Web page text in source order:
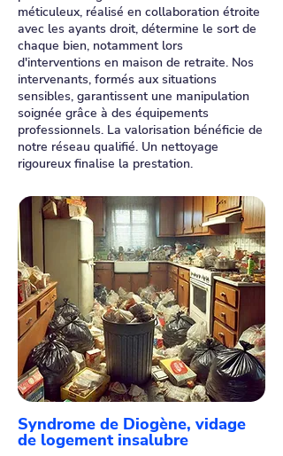
méticuleux, réalisé en collaboration étroite
avec les ayants droit, détermine le sort de
chaque bien, notamment lors
d'interventions en maison de retraite. Nos
intervenants, formés aux situations
sensibles, garantissent une manipulation
soignée grâce à des équipements
professionnels. La valorisation bénéficie de
notre réseau qualifié. Un nettoyage
rigoureux finalise la prestation.
Syndrome de Diogène, vidage
de logement insalubre